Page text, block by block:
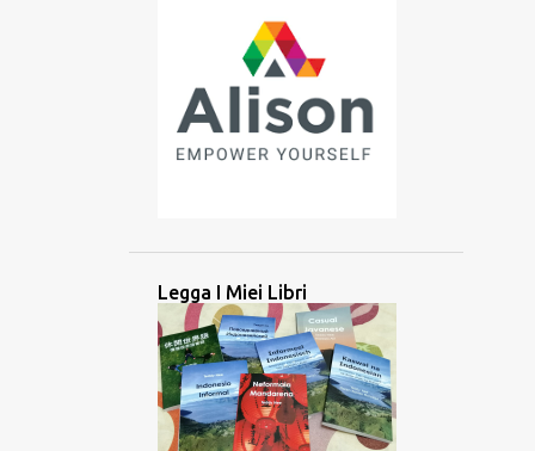
ASIA
ASIA MERIDIONALE ASIA ORIENTALE
ASIA SUD-ORIENTALE ATTIVITÀ
ATTREZZO AUDIO AUSILIARIO
BATANES BAYBAYIN BILINGUE
BRAHMI BRITANNICO BRUNEI
CAMBOGIA CANADA CANADESE
CANCELLAZIONE CULTURALE
Legga I Miei Libri